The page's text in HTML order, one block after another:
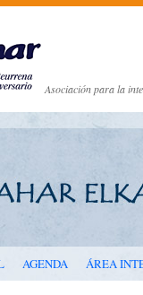
Asociación para la
AGENDA ÁREA